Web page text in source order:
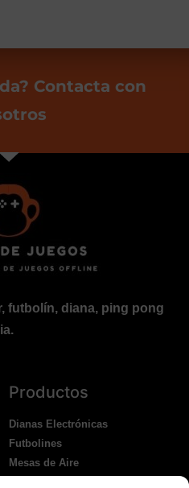
Contacta con
futbolín, diana, ping pong
Productos
Dianas Electrónicas
Futbolines
Mesas de Aire